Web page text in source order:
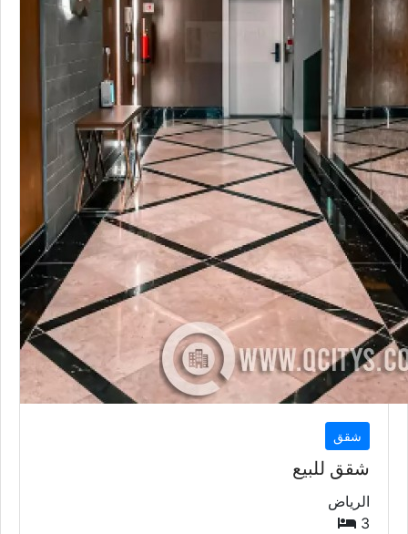
شقق
شقق للبيع
الرياض
3